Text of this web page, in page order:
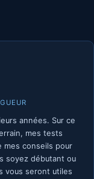
années. Sur ce
mes tests
mes conseils pour
soyez débutant ou
vous seront utiles